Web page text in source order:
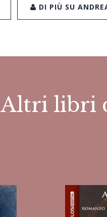
DI PIÙ SU
Altri libri